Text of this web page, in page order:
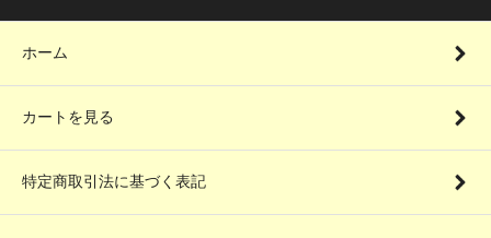
ホーム
カートを見る
特定商取引法に基づく表記